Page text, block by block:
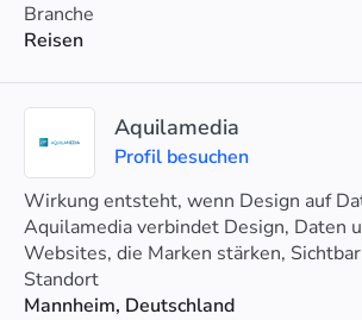
Branche
Reisen
Aquilamedia
Profil besuchen
Wirkung entsteht, wenn Design auf
Aquilamedia verbindet Design, Daten
Websites, die Marken stärken,
nachweislich mehr Kunden bringen.
Standort
Mannheim, Deutschland